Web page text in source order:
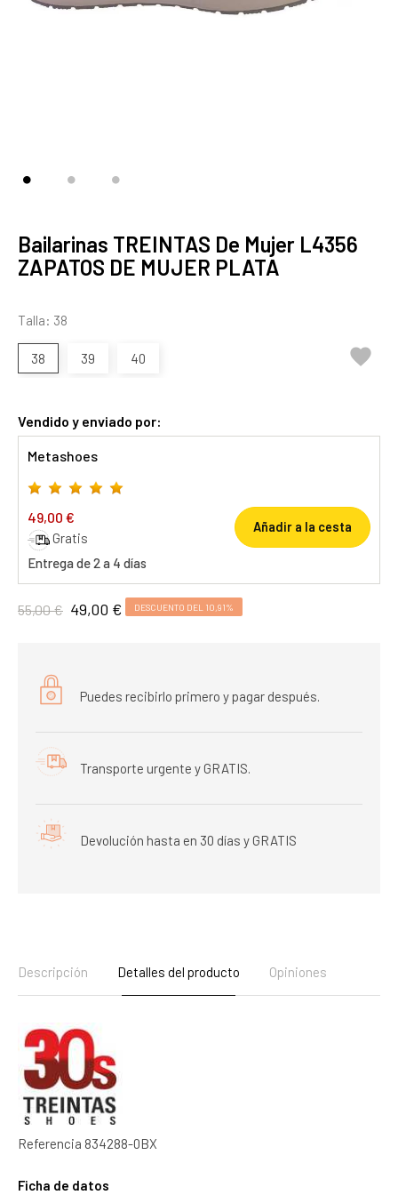
Bailarinas TREINTAS De Mujer L4356
ZAPATOS DE MUJER PLATA
Talla: 38
38 39 40 
Vendido y enviado por:
Metashoes
49,00 €
Gratis
Entrega de 2 a 4 días
Añadir a la cesta
55,00 € 49,00 € DESCUENTO DEL 10,91%
Puedes recibirlo primero y pagar después.
Transporte urgente y GRATIS.
Devolución hasta en 30 días y GRATIS
Descripción Detalles del producto Opiniones
Referencia 834288-0BX
Ficha de datos